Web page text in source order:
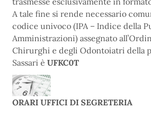
A tale fine si rende necessario
codice univoco (IPA – Indice della
Amministrazioni) assegnato
Chirurghi e degli Odontoiatri della
Sassari è UFKC0T
ORARI UFFICI DI SEGRETERIA